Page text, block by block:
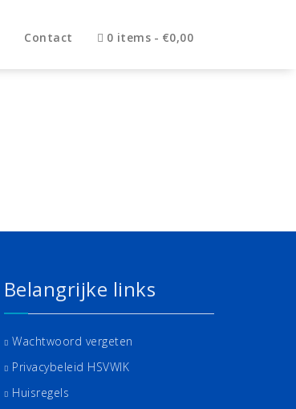
Contact 0 items €0,00
Belangrijke links
Wachtwoord vergeten
Privacybeleid HSVWIK
Huisregels